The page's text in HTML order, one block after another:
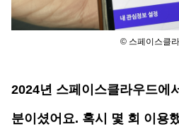
© 스페이스클
2024년 스페이스클라우드에
분이셨어요. 혹시 몇 회 이용